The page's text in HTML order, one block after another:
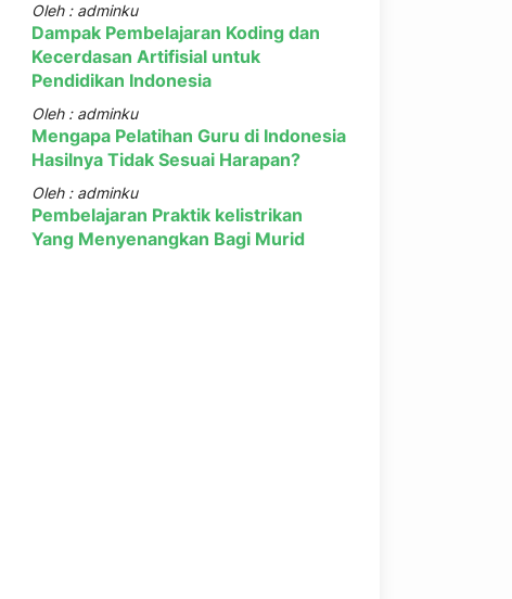
Oleh : adminku
Dampak Pembelajaran Koding dan
Kecerdasan Artifisial untuk
Pendidikan Indonesia
Oleh : adminku
Mengapa Pelatihan Guru di Indonesia
Hasilnya Tidak Sesuai Harapan?
Oleh : adminku
Pembelajaran Praktik kelistrikan
Yang Menyenangkan Bagi Murid